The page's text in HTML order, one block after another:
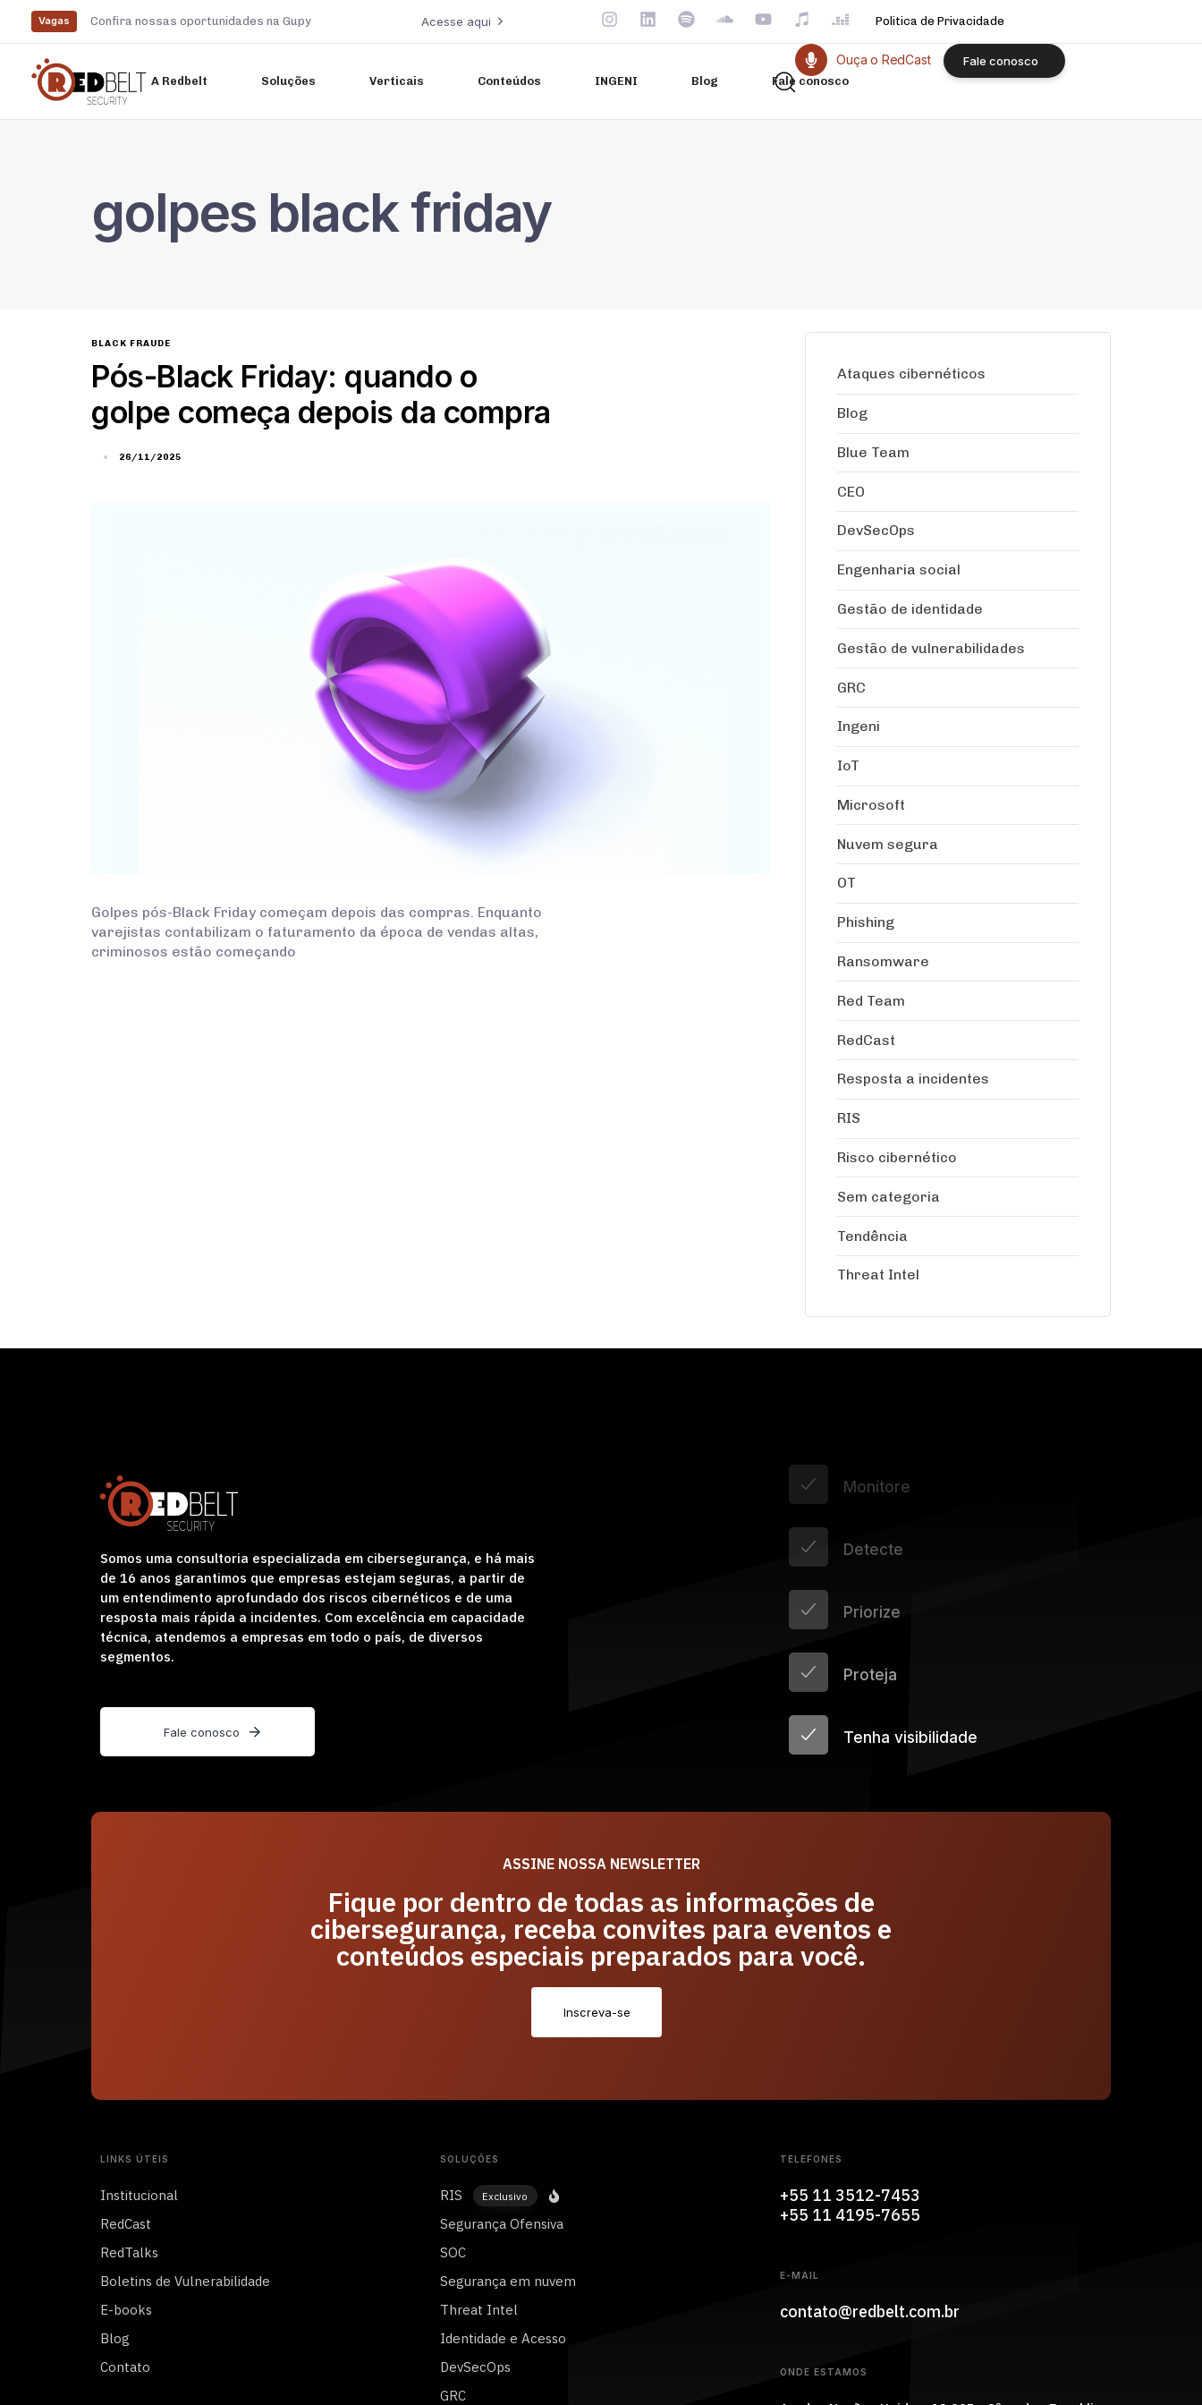
Vagas Confira nossas oportunidades na Gupy Acesse aqui Politica de Privacidade
A Redbelt Soluções Verticais Conteúdos INGENI Blog Fale conosco
Ouça o RedCast Fale conosco
golpes black friday
BLACK FRAUDE
Pós-Black Friday: quando o
golpe começa depois da compra
26/11/2025
Golpes pós-Black Friday começam depois das compras. Enquanto
varejistas contabilizam o faturamento da época de vendas altas,
criminosos estão começando
Ataques cibernéticos
Blog
Blue Team
CEO
DevSecOps
Engenharia social
Gestão de identidade
Gestão de vulnerabilidades
GRC
Ingeni
IoT
Microsoft
Nuvem segura
OT
Phishing
Ransomware
Red Team
RedCast
Resposta a incidentes
RIS
Risco cibernético
Sem categoria
Tendência
Threat Intel
Somos uma consultoria especializada em cibersegurança, e há mais
de 16 anos garantimos que empresas estejam seguras, a partir de
um entendimento aprofundado dos riscos cibernéticos e de uma
resposta mais rápida a incidentes. Com excelência em capacidade
técnica, atendemos a empresas em todo o país, de diversos
segmentos.
Fale conosco
Monitore
Detecte
Priorize
Proteja
Tenha visibilidade
ASSINE NOSSA NEWSLETTER
Fique por dentro de todas as informações de
cibersegurança, receba convites para eventos e
conteúdos especiais preparados para você.
Inscreva-se
LINKS ÚTEIS
Institucional
RedCast
RedTalks
Boletins de Vulnerabilidade
E-books
Blog
Contato
SOLUÇÕES
RIS Exclusivo
Segurança Ofensiva
SOC
Segurança em nuvem
Threat Intel
Identidade e Acesso
DevSecOps
GRC
TELEFONES
+55 11 3512-7453
+55 11 4195-7655
E-MAIL
contato@redbelt.com.br
ONDE ESTAMOS